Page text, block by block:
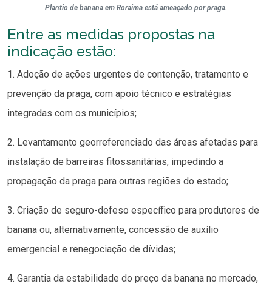
Plantio de banana em Roraima está ameaçado por praga.
Entre as medidas propostas na
indicação estão:
1. Adoção de ações urgentes de contenção, tratamento e
prevenção da praga, com apoio técnico e estratégias
integradas com os municípios;
2. Levantamento georreferenciado das áreas afetadas para
instalação de barreiras fitossanitárias, impedindo a
propagação da praga para outras regiões do estado;
3. Criação de seguro-defeso específico para produtores de
banana ou, alternativamente, concessão de auxílio
emergencial e renegociação de dívidas;
4. Garantia da estabilidade do preço da banana no mercado,